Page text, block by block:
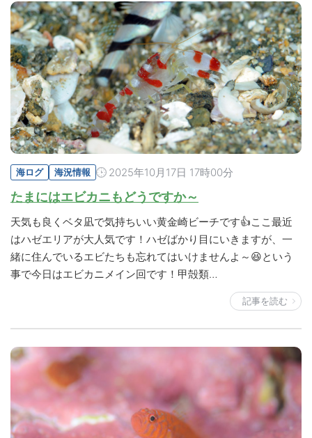
海ログ 海況情報 2025年10月17日 17時00分
たまにはエビカニもどうですか～
天気も良くベタ凪で気持ちいい黄金崎ビーチです👍ここ最近
はハゼエリアが大人気です！ハゼばかり目にいきますが、一
緒に住んでいるエビたちも忘れてはいけませんよ～😆という
事で今日はエビカニメイン回です！甲殻類…
記事を読む